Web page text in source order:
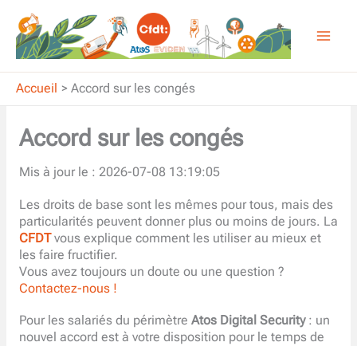
contenu
Accueil Accord sur les congés
Accord sur les congés
Mis à jour le : 2026-07-08 13:19:05
Les droits de base sont les mêmes pour tous, mais des
particularités peuvent donner plus ou moins de jours. La
CFDTvous explique comment les utiliser au mieux et
les faire fructifier.
Vous avez toujours un doute ou une question ?
Contactez-nous !
Pour les salariés du périmètre Atos Digital Security: un
nouvel accord est à votre disposition pour le temps de